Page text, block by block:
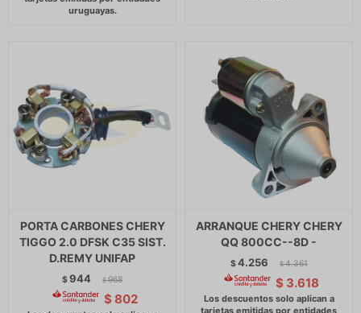
PORTA CARBONES CHERY
TIGGO 2.0 DFSK C35 SIST.
D.REMY UNIFAP
$944 $ 968
$ 802
ARRANQUE CHERY CHERY
QQ 800CC--8D -
$4.256 $ 4.361
$ 3.618